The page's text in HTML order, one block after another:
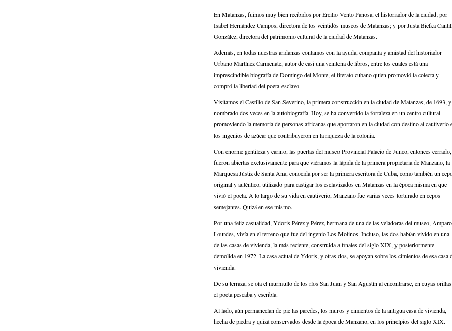
En Matanzas, fuimos muy bien recibidos por Ercilio Vento Panosa, el historiador de la ciudad; por
Isabel Hernández Campos, directora de los veintidós museos de Matanzas; y por Justa Bielka
González, directora del patrimonio cultural de la ciudad de Matanzas.
Además, en todas nuestras andanzas contamos con la ayuda, compañía y amistad del historiador
Urbano Martínez Carmenate, autor de casi una veintena de libros, entre los cuales está una
imprescindible biografía de Domingo del Monte, el literato cubano quien promovió la colecta y
compró la libertad del poeta-esclavo.
Visitamos el Castillo de San Severino, la primera construcción en la ciudad de Matanzas, de 1693, y
nombrado dos veces en la autobiografía. Hoy, se ha convertido la fortaleza en un centro cultural
promoviendo la memoria de personas africanas que aportaron en la ciudad con destino al cautiverio
los ingenios de azúcar que contribuyeron en la riqueza de la colonia.
Con enorme gentileza y cariño, las puertas del museo Provincial Palacio de Junco, entonces cerrado,
fueron abiertas exclusivamente para que viéramos la lápida de la primera propietaria de Manzano, la
Marquesa Jústiz de Santa Ana, conocida por ser la primera escritora de Cuba, como también un
original y auténtico, utilizado para castigar los esclavizados en Matanzas en la época misma en que
vivió el poeta. A lo largo de su vida en cautiverio, Manzano fue varias veces torturado en cepos
semejantes. Quizá en ese mismo.
Por una feliz casualidad, Ydoris Pérez y Pérez, hermana de una de las veladoras del museo, Amparo
Lourdes, vivía en el terreno que fue del ingenio Los Molinos. Incluso, las dos habían vivido en una
de las casas de vivienda, la más reciente, construida a finales del siglo XIX, y posteriormente
demolida en 1972. La casa actual de Ydoris, y otras dos, se apoyan sobre los cimientos de esa casa
vivienda.
De su terraza, se oía el murmullo de los ríos San Juan y San Agustín al encontrarse, en cuyas orillas
el poeta pescaba y escribía.
Al lado, aún permanecían de pie las paredes, los muros y cimientos de la antigua casa de vivienda,
hecha de piedra y quizá conservados desde la época de Manzano, en los princípios del siglo XIX.